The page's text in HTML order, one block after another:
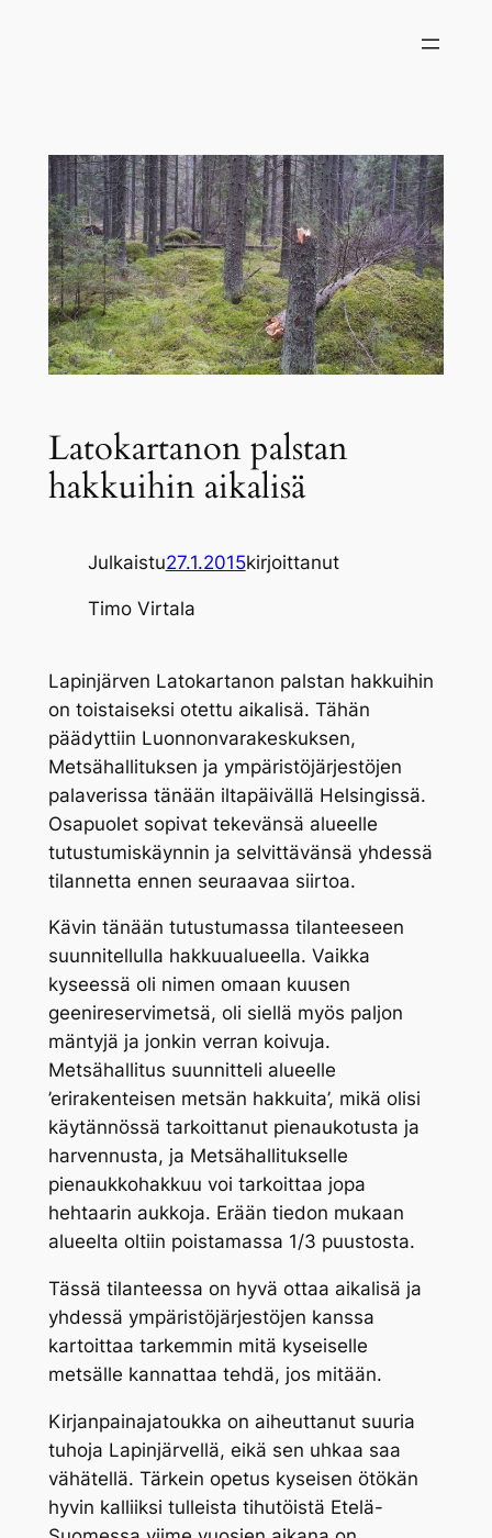
Latokartanon palstan
hakkuihin aikalisä
Julkaistu27.1.2015kirjoittanut
Timo Virtala
Lapinjärven Latokartanon palstan hakkuihin
on toistaiseksi otettu aikalisä. Tähän
päädyttiin Luonnonvarakeskuksen,
Metsähallituksen ja ympäristöjärjestöjen
palaverissa tänään iltapäivällä Helsingissä.
Osapuolet sopivat tekevänsä alueelle
tutustumiskäynnin ja selvittävänsä yhdessä
tilannetta ennen seuraavaa siirtoa.
Kävin tänään tutustumassa tilanteeseen
suunnitellulla hakkuualueella. Vaikka
kyseessä oli nimen omaan kuusen
geenireservimetsä, oli siellä myös paljon
mäntyjä ja jonkin verran koivuja.
Metsähallitus suunnitteli alueelle
’erirakenteisen metsän hakkuita’, mikä olisi
käytännössä tarkoittanut pienaukotusta ja
harvennusta, ja Metsähallitukselle
pienaukkohakkuu voi tarkoittaa jopa
hehtaarin aukkoja. Erään tiedon mukaan
alueelta oltiin poistamassa 1/3 puustosta.
Tässä tilanteessa on hyvä ottaa aikalisä ja
yhdessä ympäristöjärjestöjen kanssa
kartoittaa tarkemmin mitä kyseiselle
metsälle kannattaa tehdä, jos mitään.
Kirjanpainajatoukka on aiheuttanut suuria
tuhoja Lapinjärvellä, eikä sen uhkaa saa
vähätellä. Tärkein opetus kyseisen ötökän
hyvin kalliiksi tulleista tihutöistä Etelä-